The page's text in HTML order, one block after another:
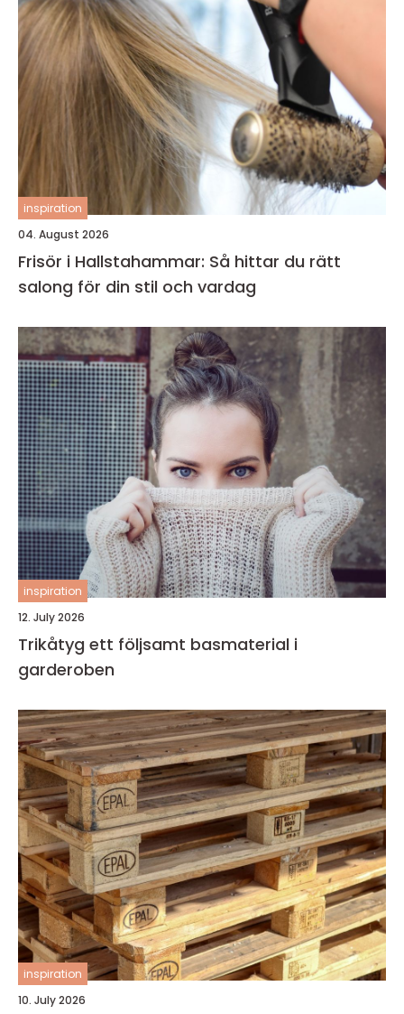
inspiration
04. August 2026
Frisör i Hallstahammar: Så hittar du rätt
salong för din stil och vardag
inspiration
12. July 2026
Trikåtyg ett följsamt basmaterial i
garderoben
inspiration
10. July 2026